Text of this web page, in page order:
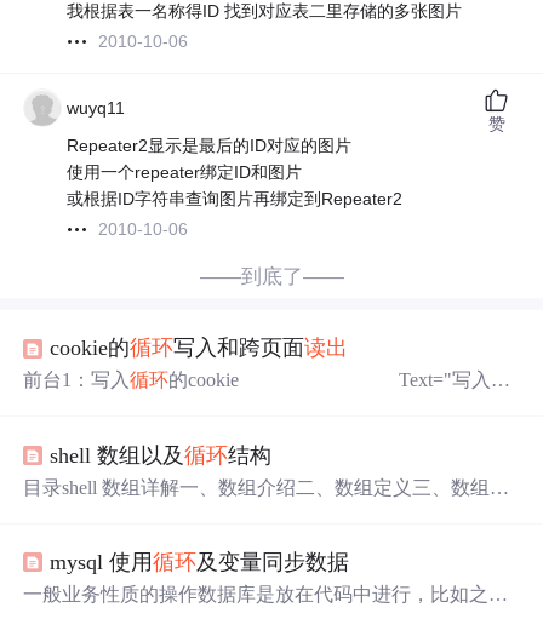
我根据表一名称得ID 找到对应表二里存储的多张图片
2010-10-06
wuyq11
Repeater2显示是最后的ID对应的图片
使用一个repeater绑定ID和图片
或根据ID字符串查询图片再绑定到Repeater2
2010-10-06
赞
——到底了——
cookie的循环写入和跨页面读出
前台1：写入循环 的cookie Text="写入 循
shell 数组以及循环结构
目录shell 数组详解一、数组介绍二、数组定义三、数组赋
平均负载值的脚本shell流程控制-if判断语句一、if介绍二、
单if语法三、if…else语句四、if…elif…else五、练习案例
mysql 使用循环及变量同步数据
一般业务性质的操作数据库是放在代码中进行，比如之前